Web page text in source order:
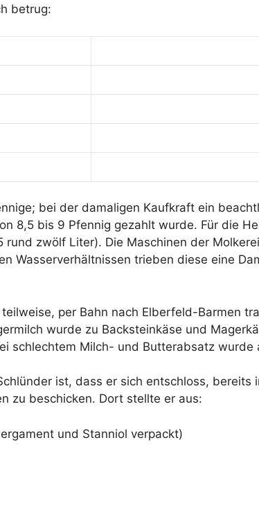
betrug:
bei der damaligen Kaufkraft ein
8,5 bis 9 Pfennig gezahlt wurde. Für die
zwölf Liter). Die Maschinen der
Wasserverhältnissen trieben diese eine
per Bahn nach Elberfeld-Barmen
wurde zu Backsteinkäse und
schlechtem Milch- und Butterabsatz wurde
ist, dass er sich entschloss, bereits
zu beschicken. Dort stellte er aus:
und Stanniol verpackt)